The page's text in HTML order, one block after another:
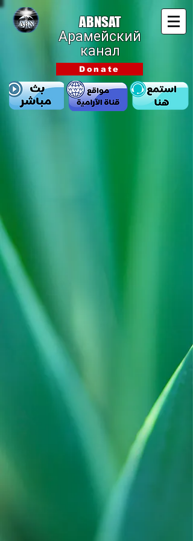
ABNSAT
Арамейский
канал
Donate